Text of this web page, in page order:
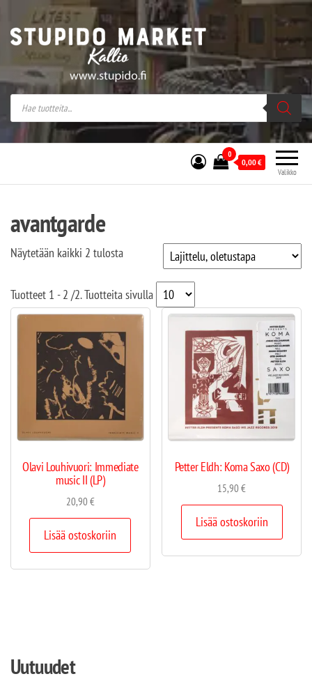
Stupido Market – verkossa ja kivijalassa
Stupido Market on vaihtoehtomusaan
erikoistunut verkko- sekä
kivijalkakauppa Helsingissä Kallion
sydämessä.
Valikko
0
0,00€
avantgarde
Näytetään kaikki 2 tulosta
Tuotteet 1 - 2 /2. Tuotteita sivulla
Olavi Louhivuori: Immediate
music II (LP)
20,90€
Lisää ostoskoriin
Petter Eldh: Koma Saxo (CD)
15,90€
Lisää ostoskoriin
Uutuudet